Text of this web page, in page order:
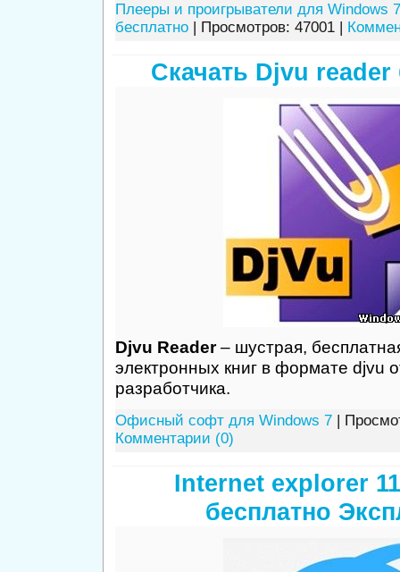
Плееры и проигрыватели для Windows
бесплатно| Просмотров: 47001 |
Скачать Djvu reader
Djvu Reader– шустрая,
электронных книг в формате djvu
разработчика.
Офисный софт для Windows 7|
Комментарии (0)
Internet explorer
бесплатно